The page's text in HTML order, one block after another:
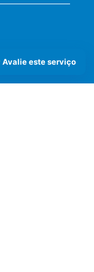
Avalie este serviço